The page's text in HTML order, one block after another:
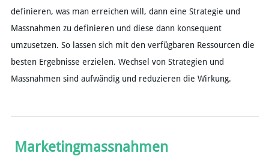
definieren, was man erreichen will, dann eine Strategie und
Massnahmen zu definieren und diese dann konsequent
umzusetzen. So lassen sich mit den verfügbaren Ressourcen die
besten Ergebnisse erzielen. Wechsel von Strategien und
Massnahmen sind aufwändig und reduzieren die Wirkung.
Marketingmassnahmen